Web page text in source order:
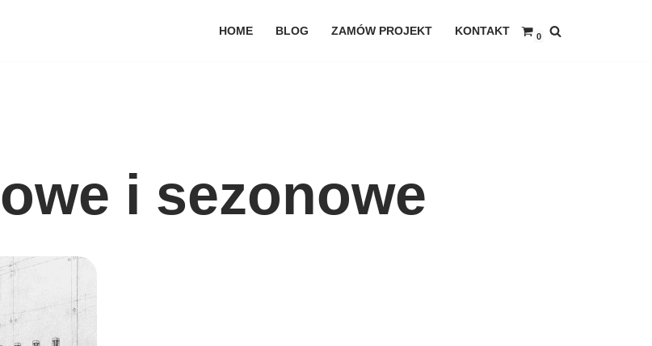
HOME BLOG ZAMÓW PROJEKT KONTAKT 0
i sezonowe